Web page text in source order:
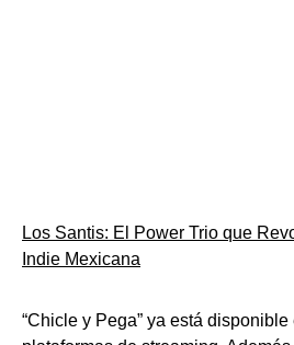
Los Santis: El Power Trio que
Indie Mexicana
“Chicle y Pega” ya está